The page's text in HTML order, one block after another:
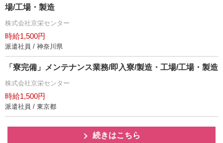
場/工場・製造
株式会社京栄センター
時給1,500円
派遣社員 / 神奈川県
「寮完備」メンテナンス業務/即入寮/製造・工場/工場・製造
株式会社京栄センター
時給1,500円
派遣社員 / 東京都
続きはこちら